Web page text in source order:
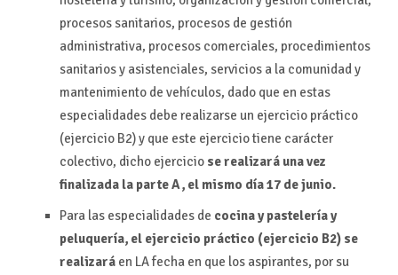
procesos sanitarios, procesos de gestión
administrativa, procesos comerciales, procedimientos
sanitarios y asistenciales, servicios a la comunidad y
mantenimiento de vehículos, dado que en estas
especialidades debe realizarse un ejercicio práctico
(ejercicio B2) y que este ejercicio tiene carácter
colectivo, dicho ejercicio se realizará una vez
finalizada la parte A, el mismo día 17 de junio.
Para las especialidades de cocina y pastelería y
peluquería, el ejercicio práctico (ejercicio B2) se
realizaráen LA fecha en que los aspirantes, por su